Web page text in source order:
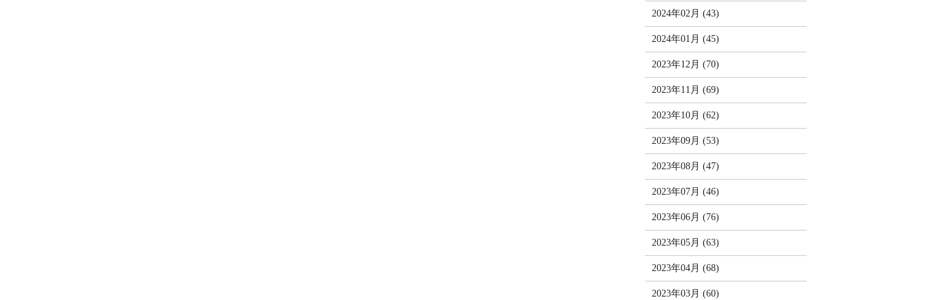
2024年02月 (43)
2024年01月 (45)
2023年12月 (70)
2023年11月 (69)
2023年10月 (62)
2023年09月 (53)
2023年08月 (47)
2023年07月 (46)
2023年06月 (76)
2023年05月 (63)
2023年04月 (68)
2023年03月 (60)